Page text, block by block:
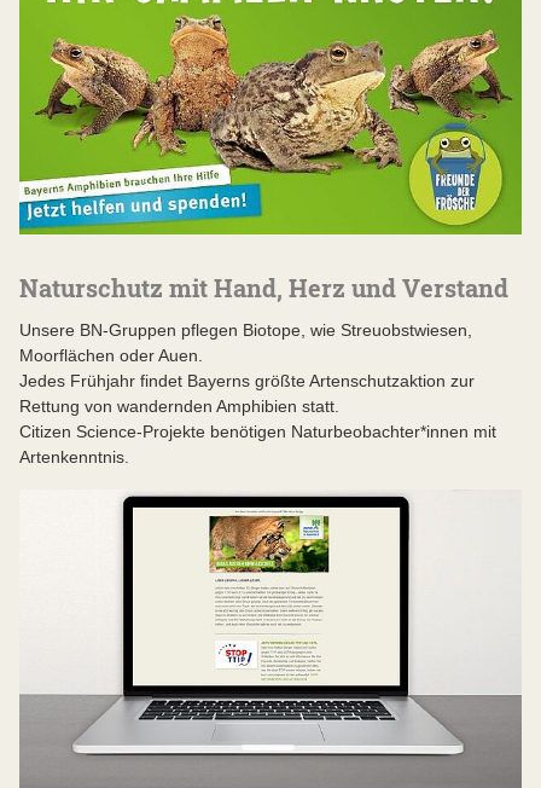
Naturschutz mit Hand, Herz und Verstand
Unsere BN-Gruppen pflegen Biotope, wie Streuobstwiesen,
Moorflächen oder Auen.
Jedes Frühjahr findet Bayerns größte Artenschutzaktion zur
Rettung von wandernden Amphibien statt.
Citizen Science-Projekte benötigen Naturbeobachter*innen mit
Artenkenntnis.